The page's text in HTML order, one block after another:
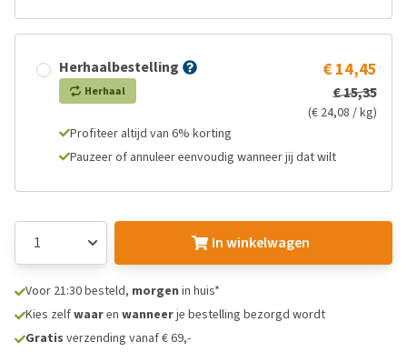
Herhaalbestelling
Herhaal
€ 14,45
€ 15,35
(€ 24,08 / kg)
Profiteer altijd van 6% korting
Pauzeer of annuleer eenvoudig wanneer jij dat wilt
In winkelwagen
Voor 21:30 besteld, morgen in huis*
Kies zelfwaaren wanneerje bestelling bezorgd wordt
Gratis verzending vanaf € 69,-